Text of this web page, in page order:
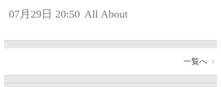
07月29日 20:50 All About
一覧へ